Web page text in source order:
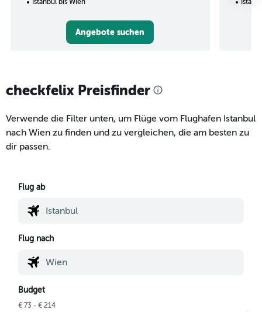
Istanbul bis Wien
Angebote suchen
checkfelix Preisfinder
Verwende die Filter unten, um Flüge vom Flughafen Istanbul
nach Wien zu finden und zu vergleichen, die am besten zu
dir passen.
Flug ab
Flug nach
Budget
€ 73 - € 214